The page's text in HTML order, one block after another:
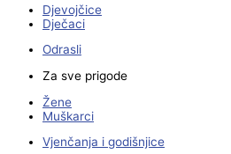
Djevojčice
Dječaci
Odrasli
Za sve prigode
Žene
Muškarci
Vjenčanja i godišnjice